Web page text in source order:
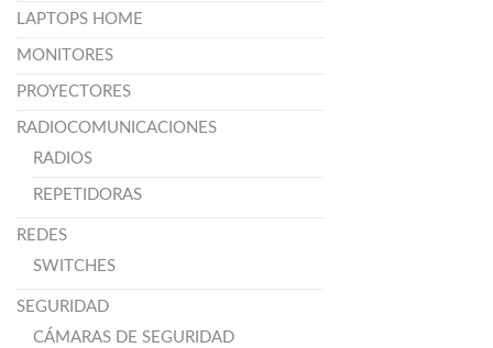
LAPTOPS HOME
MONITORES
PROYECTORES
RADIOCOMUNICACIONES
RADIOS
REPETIDORAS
REDES
SWITCHES
SEGURIDAD
CÁMARAS DE SEGURIDAD